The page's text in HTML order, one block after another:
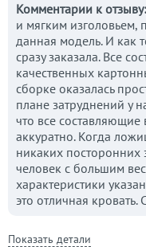
Комментарии к отзыву:
и мягким изголовьем,
данная модель. И как
сразу заказала. Все
качественных
сборке оказалась
плане затруднений у
что все
аккуратно. Когда
никаких посторонних
человек с большим
характеристики
это отличная
Показать детали